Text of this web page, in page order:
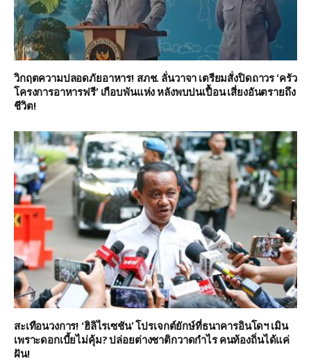
วิกฤตความปลอดภัยอาหาร! สภช. ลั่นวาจา เตรียมสั่งปิดถาวร ‘ครัว
โครงการอาหารฟรี’ เกือบพันแห่ง หลังพบปนเปื้อน เสี่ยงอันตรายถึง
ชีวิต!
สะเทือนวงการ! ‘ฮิลิไรเซชัน’ โปรเจกต์ยักษ์ที่ธนาคารอินโดฯ เมิน
เพราะดอกเบี้ยไม่คุ้ม? ปล่อยต่างชาติกวาดกำไร คนท้องถิ่นได้แค่
ฝัน!